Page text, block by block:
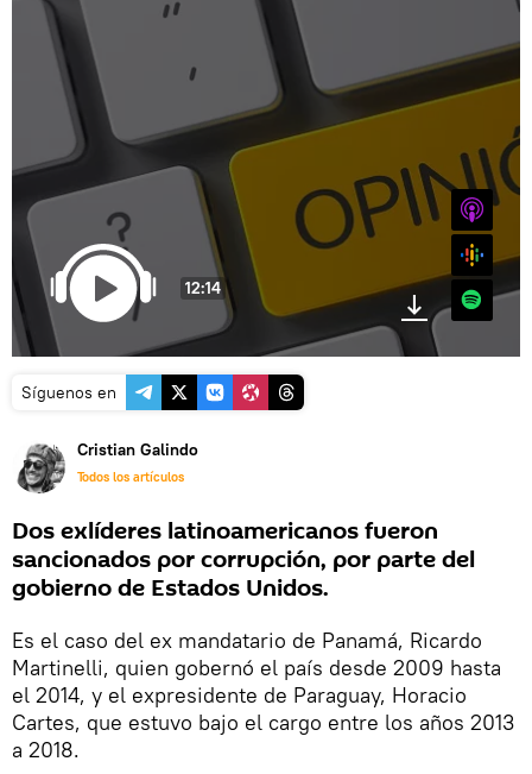
12:14
iTunes
Spotify
Síguenos en
Cristian Galindo
Todos los artículos
Dos exlíderes latinoamericanos fueron
sancionados por corrupción, por parte del
gobierno de Estados Unidos.
Es el caso del ex mandatario de Panamá, Ricardo
Martinelli, quien gobernó el país desde 2009 hasta
el 2014, y el expresidente de Paraguay, Horacio
Cartes, que estuvo bajo el cargo entre los años 2013
a 2018.